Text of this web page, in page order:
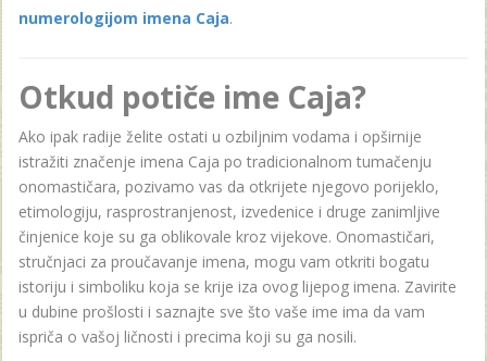
numerologijom imena Caja.
Otkud potiče ime Caja?
Ako ipak radije želite ostati u ozbiljnim vodama i opširnije
istražiti značenje imena Caja po tradicionalnom tumačenju
onomastičara, pozivamo vas da otkrijete njegovo porijeklo,
etimologiju, rasprostranjenost, izvedenice i druge zanimljive
činjenice koje su ga oblikovale kroz vijekove. Onomastičari,
stručnjaci za proučavanje imena, mogu vam otkriti bogatu
istoriju i simboliku koja se krije iza ovog lijepog imena. Zavirite
u dubine prošlosti i saznajte sve što vaše ime ima da vam
ispriča o vašoj ličnosti i precima koji su ga nosili.